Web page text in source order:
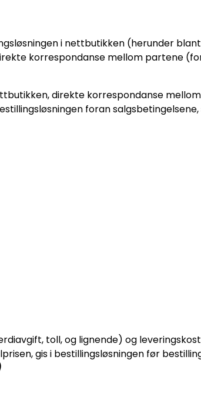
i nettbutikken (herunder
korrespondanse mellom partene
direkte korrespondanse
foran
toll, og lignende) og
gis i bestillingsløsningen før